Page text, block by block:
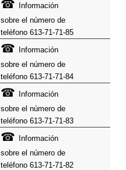
☎ Información
sobre el número de
teléfono 613-71-71-85
☎ Información
sobre el número de
teléfono 613-71-71-84
☎ Información
sobre el número de
teléfono 613-71-71-83
☎ Información
sobre el número de
teléfono 613-71-71-82